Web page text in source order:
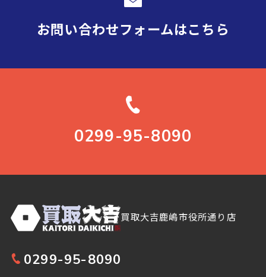
お問い合わせフォームはこちら
0299-95-8090
買取大吉鹿嶋市役所通り店
0299-95-8090